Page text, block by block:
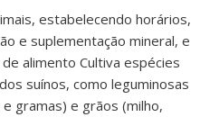
estabelecendo horários,
e suplementação mineral, e
alimento Cultiva espécies
suínos, como leguminosas
gramas) e grãos (milho,